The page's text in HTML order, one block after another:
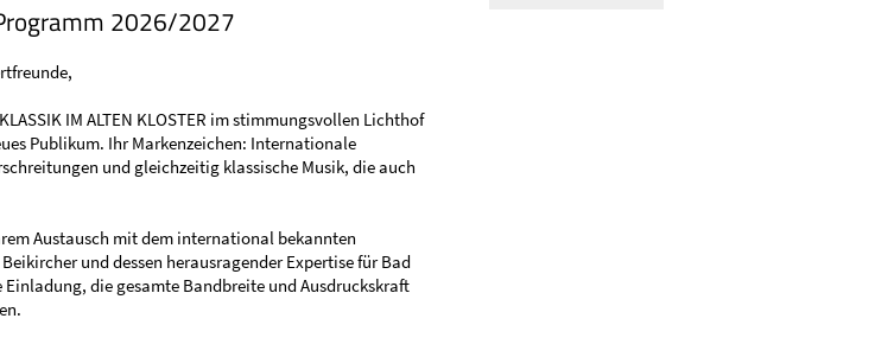
2026/2027
IM ALTEN KLOSTER im stimmungsvollen Lichthof
Publikum. Ihr Markenzeichen: Internationale
und gleichzeitig klassische Musik, die auch
Austausch mit dem international bekannten
und dessen herausragender Expertise für Bad
die gesamte Bandbreite und Ausdruckskraft